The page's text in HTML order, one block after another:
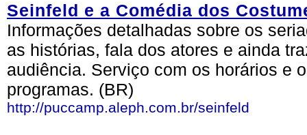
Seinfeld e a Comédia dos
Informações detalhadas sobre os
as histórias, fala dos atores e ainda
audiência. Serviço com os horários e
programas. (BR)
http://puccamp.aleph.com.br/seinfeld